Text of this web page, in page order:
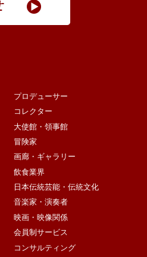
プロデューサー
コレクター
大使館・領事館
冒険家
画廊・ギャラリー
飲食業界
日本伝統芸能・伝統文化
音楽家・演奏者
映画・映像関係
会員制サービス
コンサルティング